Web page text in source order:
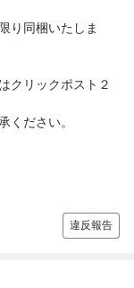
り同梱いたしま
クリックポスト２
ください。
違反報告